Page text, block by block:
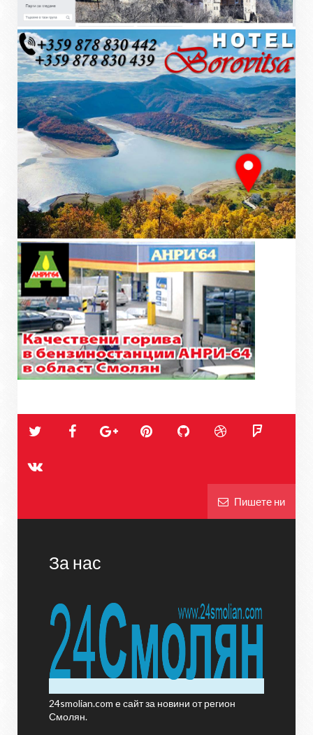
Пишете ни
За нас
24smolian.com е сайт за новини от регион
Смолян.